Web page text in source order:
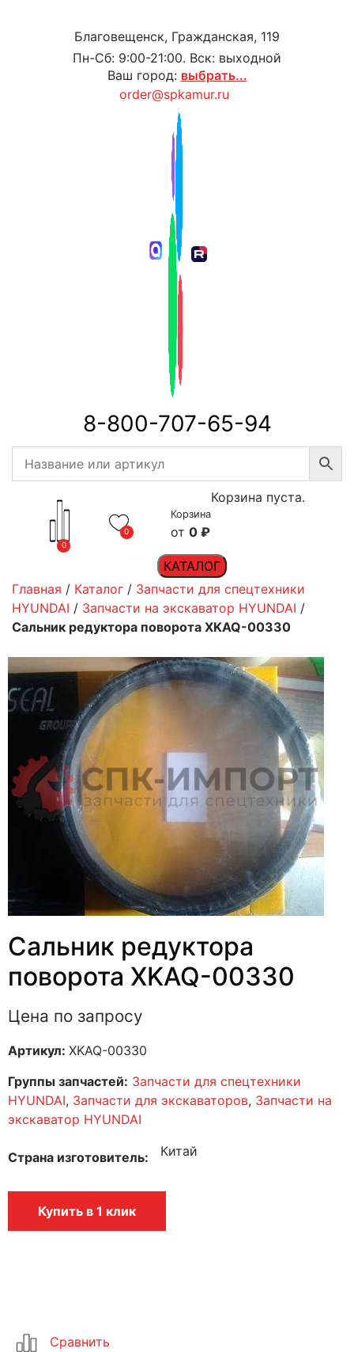
Благовещенск, Гражданская, 119
Пн-Сб: 9:00-21:00. Вск: выходной
Ваш город: выбрать...
order@spkamur.ru
8-800-707-65-94
0
0
Корзина
0 ₽
Корзина пуста.
КАТАЛОГ
Главная / Каталог / Запчасти для спецтехники
HYUNDAI / Запчасти на экскаватор HYUNDAI /
Сальник редуктора поворота XKAQ-00330
Сальник редуктора
поворота XKAQ-00330
Цена по запросу
Артикул: XKAQ-00330
Группы запчастей: Запчасти для спецтехники
HYUNDAI, Запчасти для экскаваторов, Запчасти на
экскаватор HYUNDAI
Страна изготовитель Китай
Купить в 1 клик